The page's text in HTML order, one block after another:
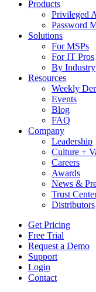
Products
Privileged
Password
Solutions
For MSPs
For IT Pros
By Industry
Resources
Weekly
Events
Blog
FAQ
Company
Leadership
Culture +
Careers
Awards
News &
Trust
Distributors
Get Pricing
Free Trial
Request a Demo
Support
Login
Contact